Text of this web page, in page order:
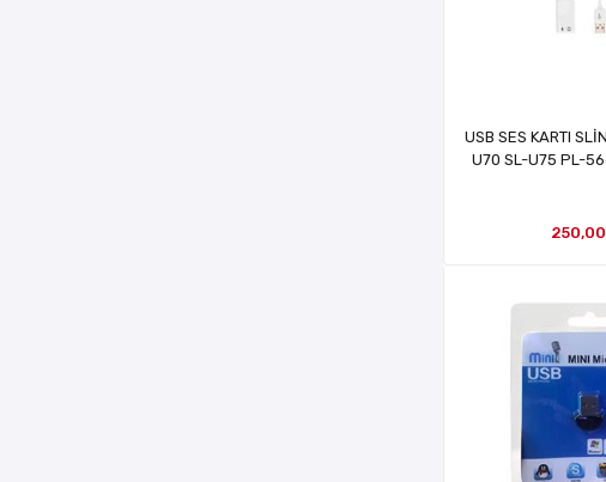
USB SES KARTI
U70 SL-U75 PL-